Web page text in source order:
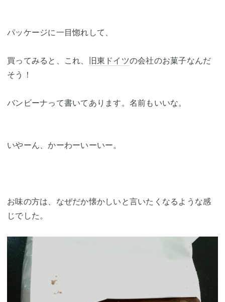
パッケージに一目惚れして、
買ってみると、これ、 旧東ドイツの会社のお菓子なんだ
そう！
バンビーナって書いてあります。名前もいいな。
いやーん、かーわーいーいー。
お味の方は、なぜだか懐かしいと言いたくなるような感
じでした。